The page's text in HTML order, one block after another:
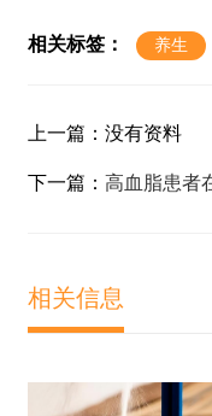
相关标签： 养生
上一篇：没有资料
下一篇： 高血脂患者
相关信息